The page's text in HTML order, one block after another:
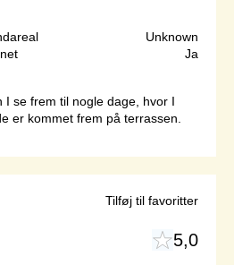
Unknown
Ja
se frem til nogle dage, hvor I
er kommet frem på terrassen.
5,0
Tilføj til favoritter